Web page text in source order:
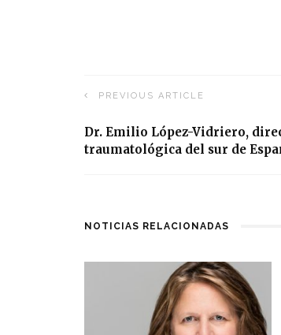
PREVIOUS ARTICLE
Dr. Emilio López-Vidriero,
traumatológica del sur de
NOTICIAS RELACIONADAS